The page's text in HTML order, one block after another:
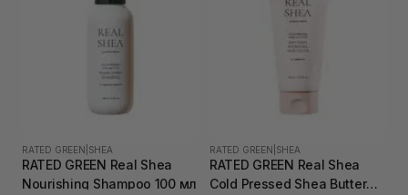
RATED GREEN SHEA
RATED GREEN Real Shea
Nourishing Shampoo 100 мл
RATED GREEN SHEA
RATED GREEN Real Shea
Cold Pressed Shea Butter